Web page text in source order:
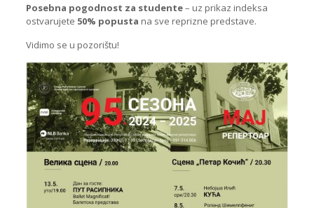
Posebna pogodnost za studente– uz prikaz indeksa
ostvarujete 50% popusta na sve reprizne predstave.
Vidimo se u pozorištu!